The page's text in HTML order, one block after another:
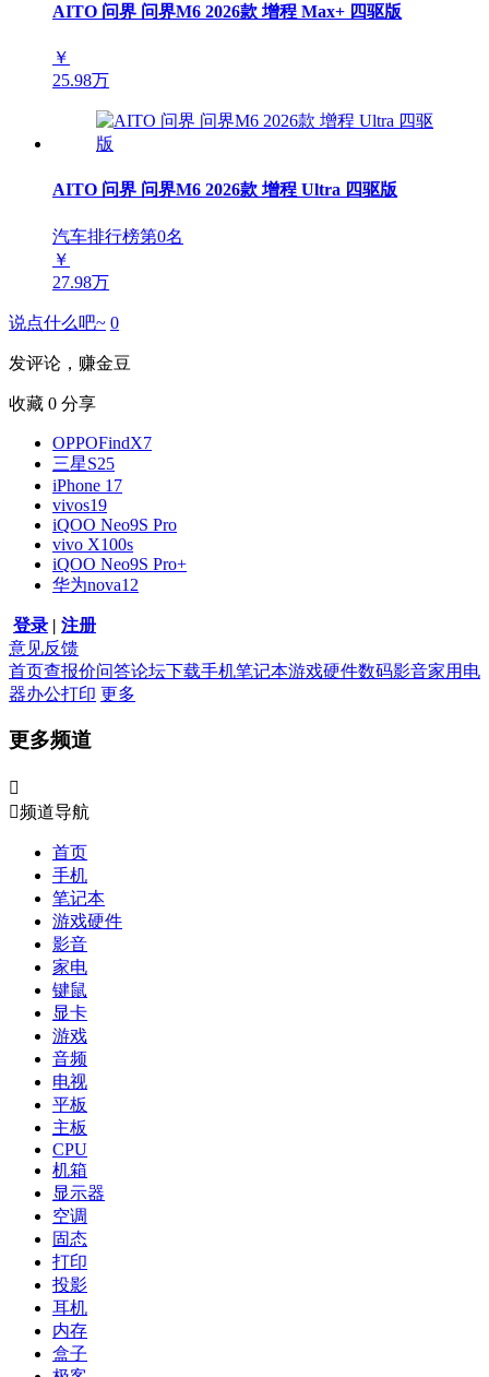
AITO 问界 问界M6 2026款 增程 Max+ 四驱版
￥
25.98万
AITO 问界 问界M6 2026款 增程 Ultra 四驱版
汽车排行榜第0名
￥
27.98万
说点什么吧~ 0
发评论，赚金豆
收藏 0 分享
OPPOFindX7
三星S25
iPhone 17
vivos19
iQOO Neo9S Pro
vivo X100s
iQOO Neo9S Pro+
华为nova12
登录 | 注册
意见反馈
首页查报价问答论坛下载手机笔记本游戏硬件数码影音家用电
器办公打印 更多
更多频道

频道导航
首页
手机
笔记本
游戏硬件
影音
家电
键鼠
显卡
游戏
音频
电视
平板
主板
CPU
机箱
显示器
空调
固态
打印
投影
耳机
内存
盒子